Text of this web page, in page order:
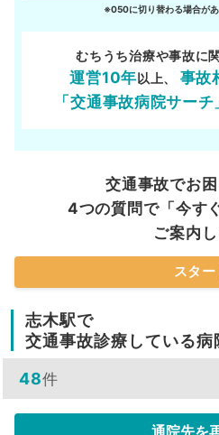
※050に切り替わる場合があ
むちうち治療や事故に
運営10年以上、 事故
「交通事故病院サーチ
交通事故でお
4つの質問で「今す
ご案内
スター
志木駅で
交通事故診療している
48件
通院先を